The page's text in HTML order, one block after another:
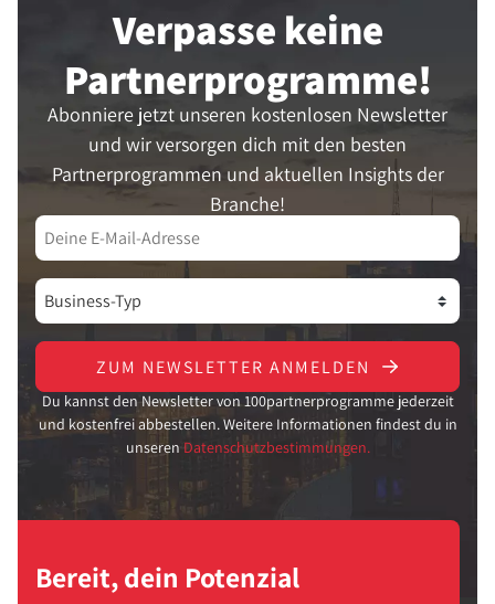
Verpasse keine
Partner­programme!
Abonniere jetzt unseren kostenlosen Newsletter
und wir versorgen dich mit den besten
Partnerprogrammen und aktuellen Insights der
Branche!
ZUM NEWSLETTER ANMELDEN
Du kannst den Newsletter von 100partnerprogramme jederzeit
und kostenfrei abbestellen. Weitere Informationen findest du in
unseren Datenschutzbestimmungen.
Bereit, dein Potenzial